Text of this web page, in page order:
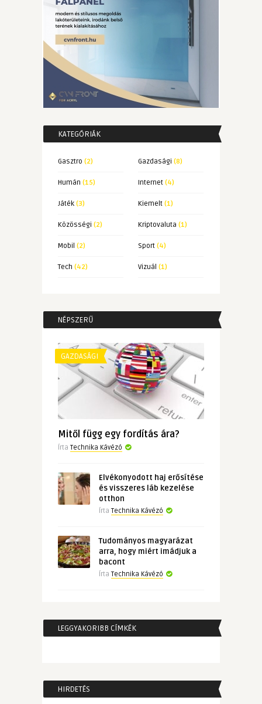
KATEGÓRIÁK
Gasztro (2) Gazdasági (8)
Humán (15) Internet(4)
Játék(3) Kiemelt(1)
Közösségi (2) Kriptovaluta (1)
Mobil (2) Sport(4)
Tech (42) Vizuál (1)
NÉPSZERŰ
GAZDASÁGI
Mitől függ egy fordítás ára?
Írta Technika Kávézó
Elvékonyodott haj erősítése
és visszeres láb kezelése
otthon
Írta Technika Kávézó
Tudományos magyarázat
arra, hogy miért imádjuk a
bacont
Írta Technika Kávézó
LEGGYAKORIBB CÍMKÉK
HIRDETÉS